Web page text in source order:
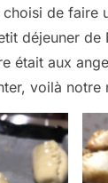
choisi de faire
déjeuner de
était aux
voilà notre